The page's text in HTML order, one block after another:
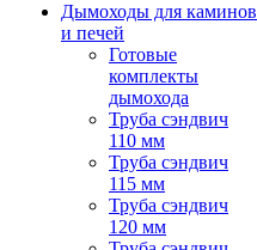
Дымоходы для каминов
и печей
Готовые
комплекты
дымохода
Труба сэндвич
110 мм
Труба сэндвич
115 мм
Труба сэндвич
120 мм